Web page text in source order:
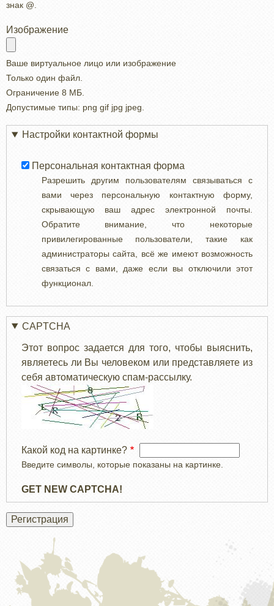
знак @.
Изображение
Ваше виртуальное лицо или изображение
Только один файл.
Ограничение 8 МБ.
Допустимые типы: png gif jpg jpeg.
Настройки контактной формы
Персональная контактная форма
Разрешить другим пользователям связываться с
вами через персональную контактную форму,
скрывающую ваш адрес электронной почты.
Обратите внимание, что некоторые
привилегированные пользователи, такие как
администраторы сайта, всё же имеют возможность
связаться с вами, даже если вы отключили этот
функционал.
CAPTCHA
Этот вопрос задается для того, чтобы выяснить,
являетесь ли Вы человеком или представляете из
себя автоматическую спам-рассылку.
Какой код на картинке?
Введите символы, которые показаны на картинке.
GET NEW CAPTCHA!